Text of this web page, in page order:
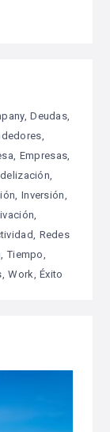
Deudas
Empresas
Inversión
Redes
Tiempo
Work Éxito